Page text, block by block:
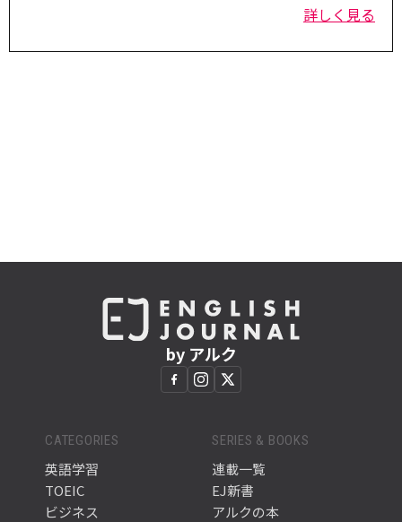
詳しく見る
by アルク
CATEGORIES
英語学習
TOEIC
ビジネス
SERIES & BOOKS
連載一覧
EJ新書
アルクの本